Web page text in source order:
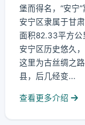
堡而得名，“安宁”
安宁区隶属于甘
面积82.33平方公
安宁区历史悠久
这里为古丝绸之
县，后几经变...
查看更多介绍